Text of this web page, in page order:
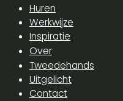
Huren
Werkwijze
Inspiratie
Over
Tweedehands
Uitgelicht
Contact